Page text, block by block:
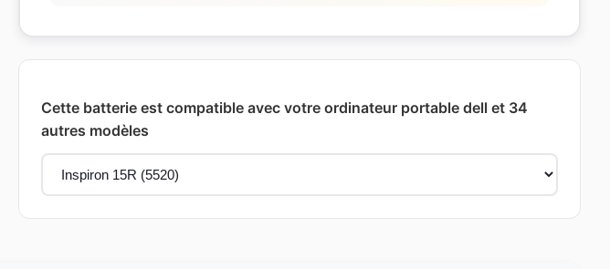
Cette batterie est compatible avec votre ordinateur portable dell et 34
autres modèles